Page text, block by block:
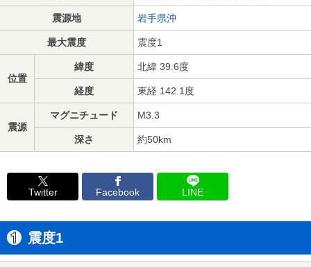
震源地 岩手県沖
最大震度 震度1
位置
緯度 北緯 39.6度
経度 東経 142.1度
震源
マグニチュード M3.3
深さ 約50km
Twitter Facebook LINE
震度1